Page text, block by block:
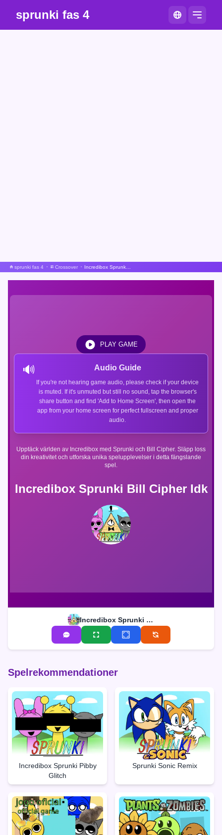
sprunki fas 4
sprunki fas 4 Crossover
Incredibox Sprunki Bill Cipher Idk
Upptäck världen av Incredibox med Sprunki och Bill Cipher. Släpp loss
din kreativitet och utforska unika spelupplevelser i detta fängslande
spel.
🔊 Audio Guide
If you're not hearing game audio, please check if your device
is muted. If it's unmuted but still no sound, tap the browser's
share button and find 'Add to Home Screen', then open the
app from your home screen for perfect fullscreen and proper
audio.
PLAY GAME
Incredibox Sprunki Bill Cipher Idk
Spelrekommendationer
Incredibox Sprunki Pibby
Glitch
Sprunki Sonic Remix